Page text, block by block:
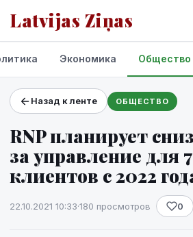
Latvijas Ziņas
Проекты и сервисы
Прогноз погоды
Экономика Общество
Назад к ленте ОБЩЕСТВО
RNP планирует
за управление для
клиентов c 2022
22.10.2021 10:33·180 просмотров 0